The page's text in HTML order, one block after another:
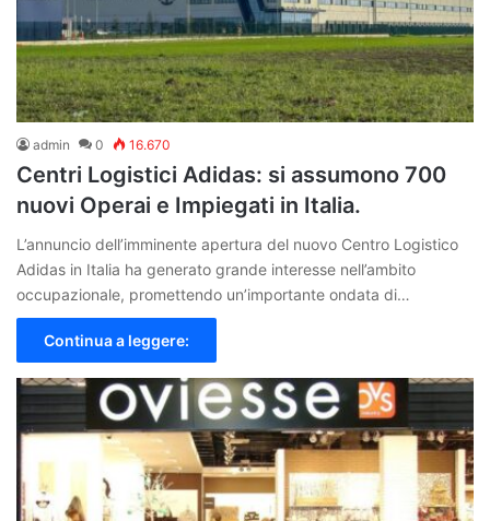
admin 0 16.670
Centri Logistici Adidas: si assumono 700
nuovi Operai e Impiegati in Italia.
L’annuncio dell’imminente apertura del nuovo Centro Logistico
Adidas in Italia ha generato grande interesse nell’ambito
occupazionale, promettendo un’importante ondata di…
Continua a leggere: